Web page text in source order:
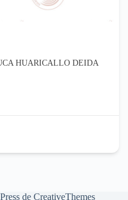
HUARICALLO DEIDA
de CreativeThemes